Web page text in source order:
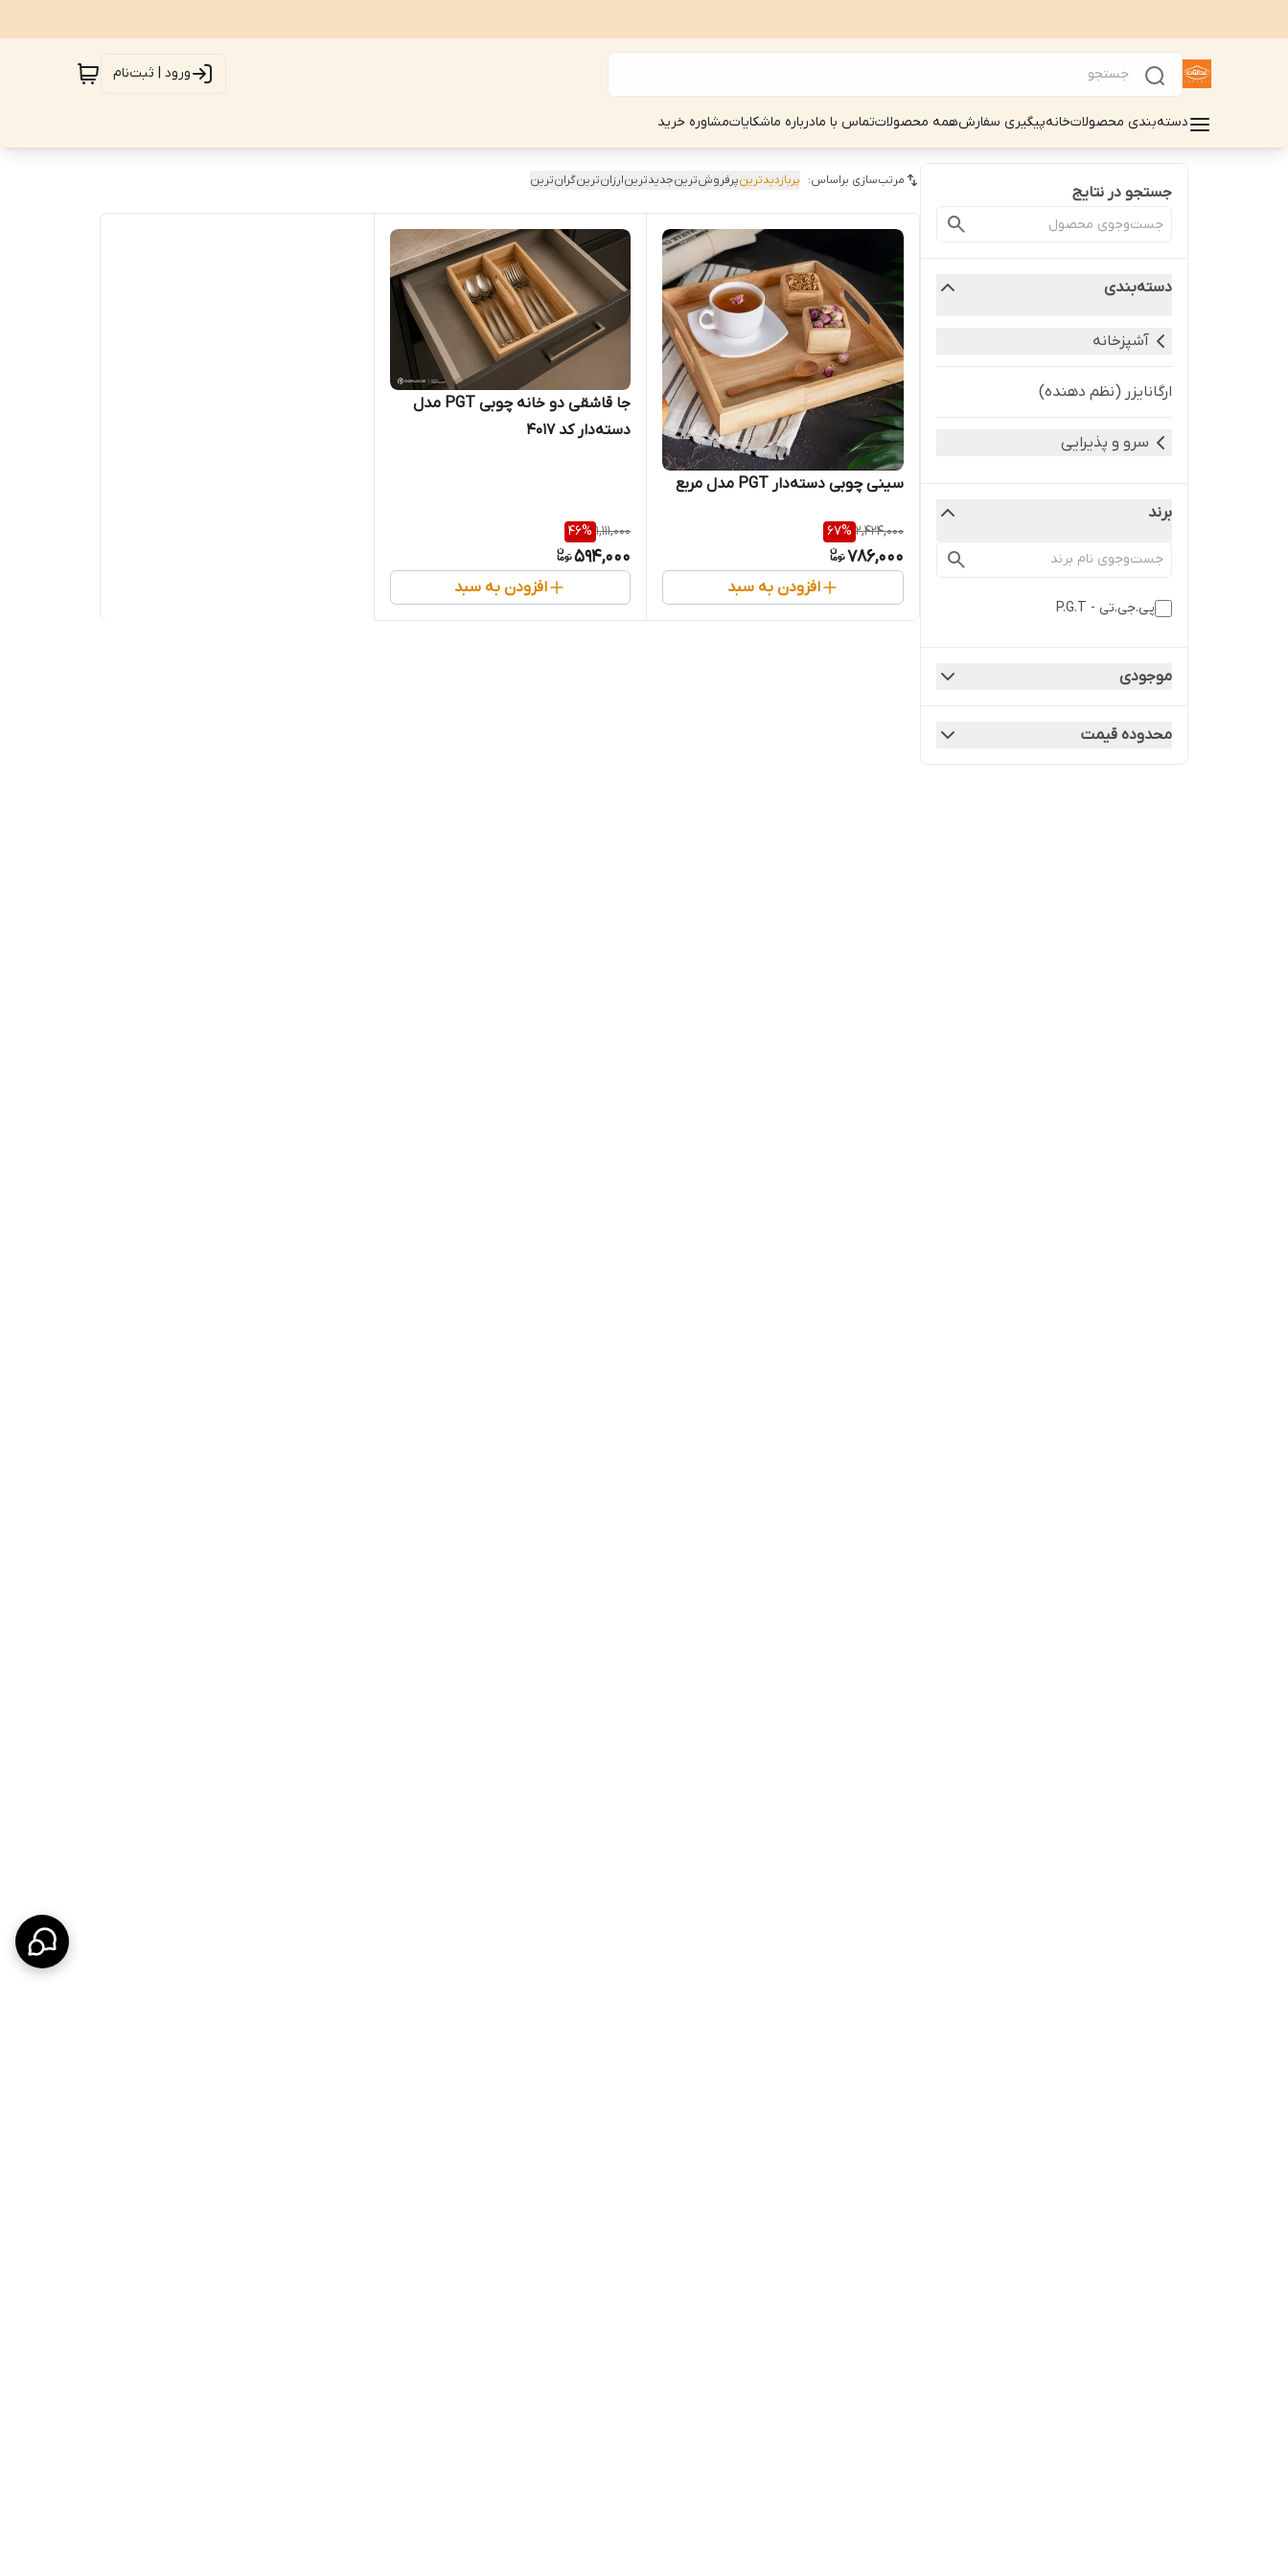
ورود | ثبت‌نام
دسته‌بندی محصولاتخانهپیگیری سفارشهمه محصولاتتماس با مادرباره ماشکایاتمشاوره خرید
جستجو در نتایج
دسته‌بندی
آشپزخانه
ارگانایزر (نظم دهنده)
سرو و پذیرایی
برند
پی.جی.تی - P.G.T
موجودی
محدوده قیمت
مرتب‌سازی براساس: پربازدیدترینپرفروش‌ترینجدیدترینارزان‌ترینگران‌ترین
سینی چوبی دسته‌دار PGT مدل مربع
2,424,000
67%
786,000
افزودن به سبد
جا قاشقی دو خانه چوبی PGT مدل
دسته‌دار کد ۴۰۱۷
1,111,000
46%
594,000
افزودن به سبد